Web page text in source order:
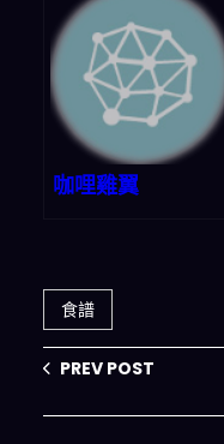
咖哩雞翼
食譜
PREV POST